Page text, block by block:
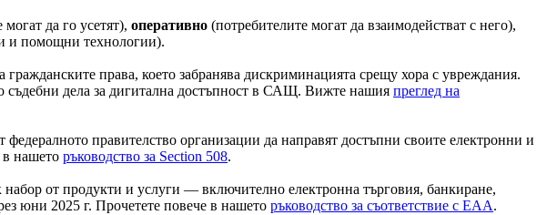
да го усетят), оперативно (потребителите могат да взаимодействат с него),
и помощни технологии).
права, което забранява дискриминацията срещу хора с увреждания.
съдебни дела за дигитална достъпност в САЩ. Вижте нашия преглед на
правителство организации да направят достъпни своите електронни и
нашето ръководство за Section 508.
от продукти и услуги — включително електронна търговия, банкиране,
юни 2025 г. Прочетете повече в нашето ръководство за съответствие с EAA.